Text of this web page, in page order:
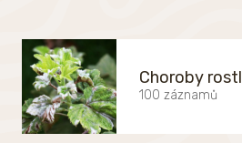
Choroby
100 záznamů